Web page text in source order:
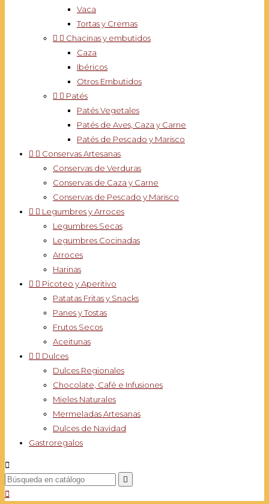
Vaca
Tortas y Cremas
  Chacinas y embutidos
Caza
Ibéricos
Otros Embutidos
  Patés
Patés Vegetales
Patés de Aves, Caza y Carne
Patés de Pescado y Marisco
  Conservas Artesanas
Conservas de Verduras
Conservas de Caza y Carne
Conservas de Pescado y Marisco
  Legumbres y Arroces
Legumbres Secas
Legumbres Cocinadas
Arroces
Harinas
  Picoteo y Aperitivo
Patatas Fritas y Snacks
Panes y Tostas
Frutos Secos
Aceitunas
  Dulces
Dulces Regionales
Chocolate, Café e Infusiones
Mieles Naturales
Mermeladas Artesanas
Dulces de Navidad
Gastroregalos


